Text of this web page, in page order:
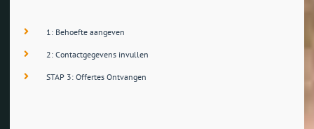
1: Behoefte aangeven
2: Contactgegevens invullen
STAP 3: Offertes Ontvangen